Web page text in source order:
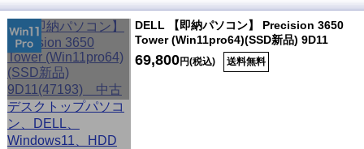
DELL 【即納パソコン】 Precision 3650
Tower (Win11pro64)(SSD新品) 9D11
69,800円(税込) 送料無料